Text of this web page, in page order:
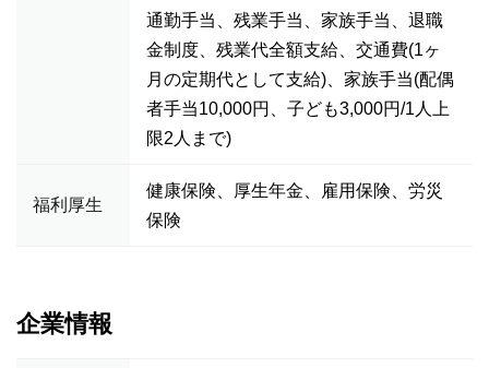
通勤手当、残業手当、家族手当、退職
金制度、残業代全額支給、交通費(1ヶ
月の定期代として支給)、家族手当(配偶
者手当10,000円、子ども3,000円/1人上
限2人まで)
福利厚生
健康保険、厚生年金、雇用保険、労災
保険
企業情報